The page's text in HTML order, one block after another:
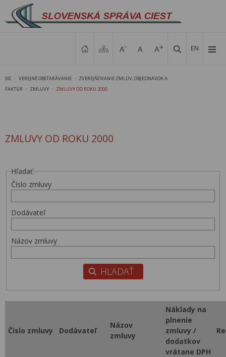
EN
SSC VEREJNÉ OBSTARÁVANIE
ZVEREJŇOVANIE ZMLÚV, OBJEDNÁVOK A
FAKTÚR
ZMLUVY ZMLUVY OD ROKU 2000
ZMLUVY OD ROKU 2000
Hľadať
Číslo zmluvy
Dodávateľ
Názov zmluvy
Číslo zmluvy Dodávateľ
Názov
zmluvy
Náklady na
plnenie
zmluvy /
dodatkov
vrátane DPH